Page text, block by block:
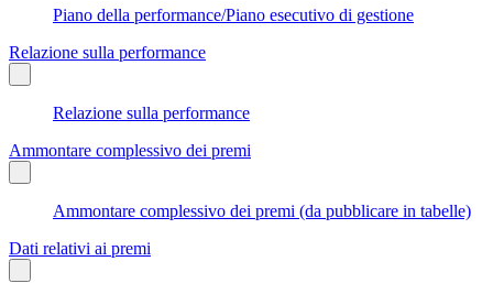
Piano della performance/Piano esecutivo di gestione
Relazione sulla performance
Relazione sulla performance
Ammontare complessivo dei premi
Ammontare complessivo dei premi (da pubblicare in tabelle)
Dati relativi ai premi